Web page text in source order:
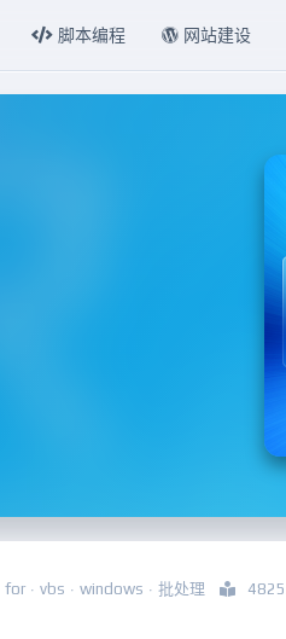
脚本编程 网站建设
for· vbs · windows · 批处理